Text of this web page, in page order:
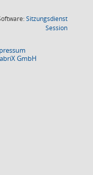
Sitzungsdienst
Session(Wird in
GmbH